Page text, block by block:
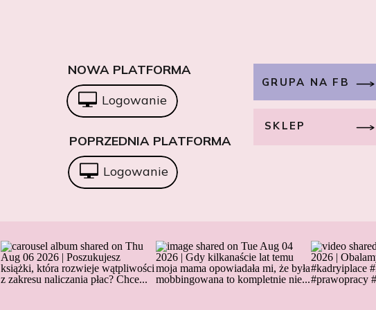
GRUPA NA FB
SKLEP
Logowanie
NOWA PLATFORMA
Logowanie
POPRZEDNIA PLATFORMA